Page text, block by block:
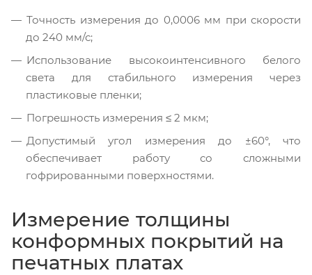
Точность измерения до 0,0006 мм при скорости
до 240 мм/с;
Использование высокоинтенсивного белого
света для стабильного измерения через
пластиковые пленки;
Погрешность измерения ≤ 2 мкм;
Допустимый угол измерения до ±60°, что
обеспечивает работу со сложными
гофрированными поверхностями.
Измерение толщины
конформных покрытий на
печатных платах